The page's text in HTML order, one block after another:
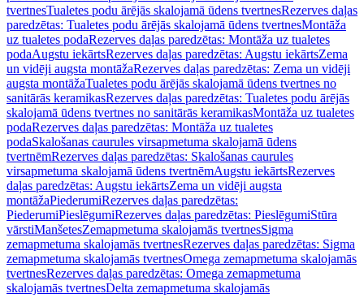
tvertnesTualetes podu ārējās skalojamā ūdens tvertnesRezerves daļas
paredzētas: Tualetes podu ārējās skalojamā ūdens tvertnesMontāža
uz tualetes podaRezerves daļas paredzētas: Montāža uz tualetes
podaAugstu iekārtsRezerves daļas paredzētas: Augstu iekārtsZema
un vidēji augsta montāžaRezerves daļas paredzētas: Zema un vidēji
augsta montāžaTualetes podu ārējās skalojamā ūdens tvertnes no
sanitārās keramikasRezerves daļas paredzētas: Tualetes podu ārējās
skalojamā ūdens tvertnes no sanitārās keramikasMontāža uz tualetes
podaRezerves daļas paredzētas: Montāža uz tualetes
podaSkalošanas caurules virsapmetuma skalojamā ūdens
tvertnēmRezerves daļas paredzētas: Skalošanas caurules
virsapmetuma skalojamā ūdens tvertnēmAugstu iekārtsRezerves
daļas paredzētas: Augstu iekārtsZema un vidēji augsta
montāžaPiederumiRezerves daļas paredzētas:
PiederumiPieslēgumiRezerves daļas paredzētas: PieslēgumiStūra
vārstiManšetesZemapmetuma skalojamās tvertnesSigma
zemapmetuma skalojamās tvertnesRezerves daļas paredzētas: Sigma
zemapmetuma skalojamās tvertnesOmega zemapmetuma skalojamās
tvertnesRezerves daļas paredzētas: Omega zemapmetuma
skalojamās tvertnesDelta zemapmetuma skalojamās